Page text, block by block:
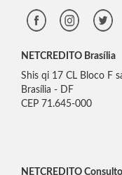
NETCREDITO Brasília
Shis qi 17 CL Bloco F
Brasília - DF
CEP 71.645-000
NETCREDITO